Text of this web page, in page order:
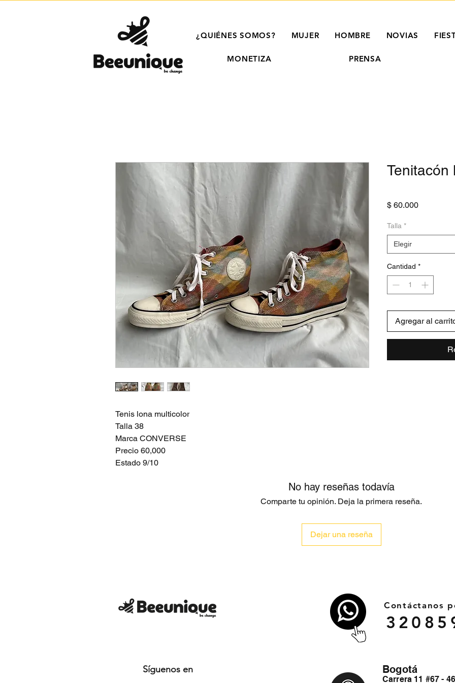
¿QUIÉNES SOMOS? MUJER HOMBRE NOVIAS
MONETIZA PRENSA
Tenis lona multicolor
Talla 38
Marca CONVERSE
Precio 60,000
Estado 9/10
Tenitacón
$ 60.000Precio
Talla *
Elegir
Cantidad *
Agregar al
No hay reseñas todavía
Comparte tu opinión. Deja la primera reseña.
Dejar una reseña
Síguenos en
Contáctanos
32085
Bogotá
Carrera 11 #67 -